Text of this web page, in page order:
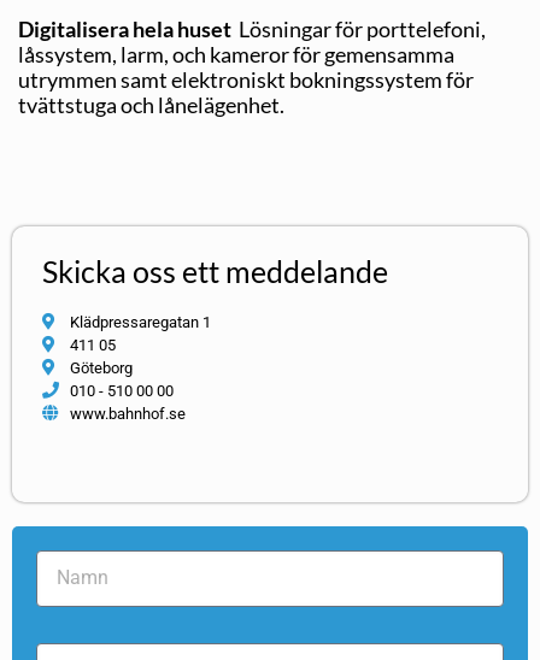
Digitalisera hela huset Lösningar för porttelefoni,
låssystem, larm, och kameror för gemensamma
utrymmen samt elektroniskt bokningssystem för
tvättstuga och lånelägenhet.
Skicka oss ett meddelande
Klädpressaregatan 1
411 05
Göteborg
010 - 510 00 00
www.bahnhof.se